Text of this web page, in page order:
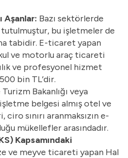
Aşanlar: Bazı sektörlerde
tutulmuştur, bu işletmeler de
tabidir. E-ticaret yapan
ve motorlu araç ticareti
ve profesyonel hizmet
bin TL’dir.
Bakanlığı veya
belgesi almış otel ve
sınırı aranmaksızın e-
mükellefler arasındadır.
Kapsamındaki
ve meyve ticareti yapan Hal